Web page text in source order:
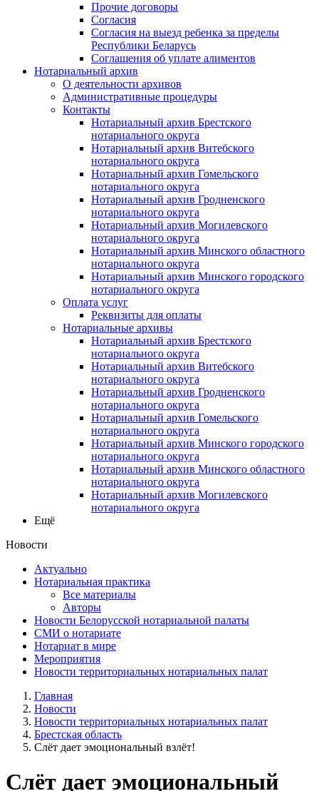
Прочие договоры
Согласия
Согласия на выезд ребенка за пределы
Республики Беларусь
Соглашения об уплате алиментов
Нотариальный архив
О деятельности архивов
Административные процедуры
Контакты
Нотариальный архив Брестского
нотариального округа
Нотариальный архив Витебского
нотариального округа
Нотариальный архив Гомельского
нотариального округа
Нотариальный архив Гродненского
нотариального округа
Нотариальный архив Могилевского
нотариального округа
Нотариальный архив Минского областного
нотариального округа
Нотариальный архив Минского городского
нотариального округа
Оплата услуг
Реквизиты для оплаты
Нотариальные архивы
Нотариальный архив Брестского
нотариального округа
Нотариальный архив Витебского
нотариального округа
Нотариальный архив Гродненского
нотариального округа
Нотариальный архив Гомельского
нотариального округа
Нотариальный архив Минского городского
нотариального округа
Нотариальный архив Минского областного
нотариального округа
Нотариальный архив Могилевского
нотариального округа
Ещё
Новости
Актуально
Нотариальная практика
Все материалы
Авторы
Новости Белорусской нотариальной палаты
СМИ о нотариате
Нотариат в мире
Мероприятия
Новости территориальных нотариальных палат
Главная
Новости
Новости территориальных нотариальных палат
Брестская область
Слёт дает эмоциональный взлёт!
Слёт дает эмоциональный